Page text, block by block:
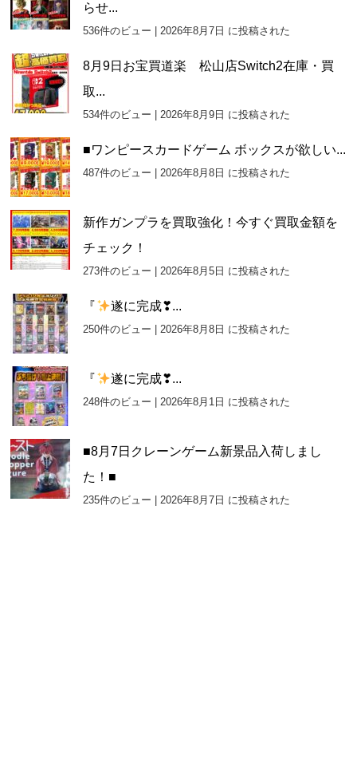
らせ...
536件のビュー |2026年8月7日 に投稿された
8月9日お宝買道楽 松山店Switch2在庫・買
取...
534件のビュー |2026年8月9日 に投稿された
■ワンピースカードゲーム ボックスが欲しい...
487件のビュー |2026年8月8日 に投稿された
新作ガンプラを買取強化！今すぐ買取金額を
チェック！
273件のビュー |2026年8月5日 に投稿された
『 遂に完成❣...
250件のビュー |2026年8月8日 に投稿された
『 遂に完成❣...
248件のビュー |2026年8月1日 に投稿された
■8月7日クレーンゲーム新景品入荷しまし
た！■
235件のビュー |2026年8月7日 に投稿された